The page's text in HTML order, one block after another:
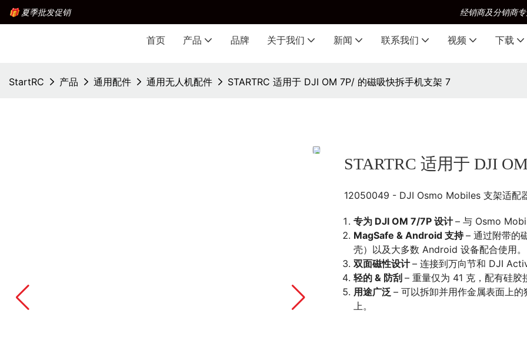
🎁 夏季批发促销 经销商及分销商
首页 产品 品牌 关于我们 新闻 联系我们 视频 下载
StartRC 产品 通用配件 通用无人机配件 STARTRC 适用于 DJI OM 7P/ 的磁吸快拆手机支架 7
STARTRC 适用于 DJI
12050049 - DJI Osmo Mobiles 支架适配
专为 DJI OM 7/7P 设计– 与 Osmo
MagSafe & Android 支持– 通过附带的
壳）以及大多数 Android 设备配合使用。
双面磁性设计– 连接到万向节和 DJI
轻的 & 防刮 – 重量仅为 41 克，配有硅
用途广泛 – 可以拆卸并用作金属表面上
上。